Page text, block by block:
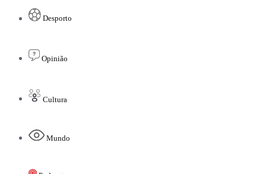
Desporto
Opinião
Cultura
Mundo